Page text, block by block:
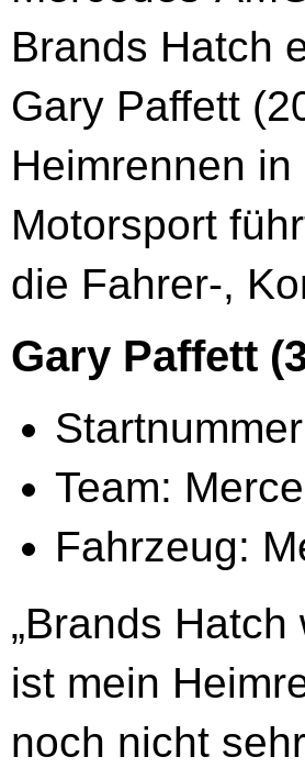
Brands Hatch
Gary Paffett
Heimrennen
Motorsport
die Fahrer-,
Gary Paffett
Team:
Fahrzeug:
„Brands
ist mein
noch nicht